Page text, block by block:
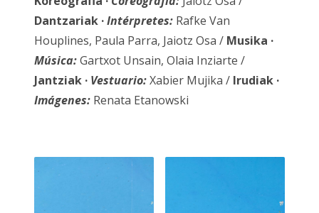
Dantzariak ·Intérpretes: Rafke Van
Houplines, Paula Parra, Jaiotz Osa / Musika ·
Música:Gartxot Unsain, Olaia Inziarte /
Jantziak · Vestuario:Xabier Mujika / Irudiak ·
Imágenes: Renata Etanowski